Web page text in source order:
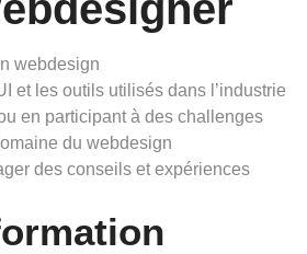
webdesign
et les outils utilisés dans l’industrie
en participant à des challenges
du webdesign
des conseils et expériences